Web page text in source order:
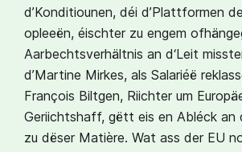
d’Konditiounen, déi d’Plattformen
opleeën, éischter zu engem
Aarbechtsverhältnis an d‘Leit
d’Martine Mirkes, als Salariéë
François Biltgen, Riichter um
Geriichtshaff, gëtt eis en Abléck an
zu dëser Matière. Wat ass der EU